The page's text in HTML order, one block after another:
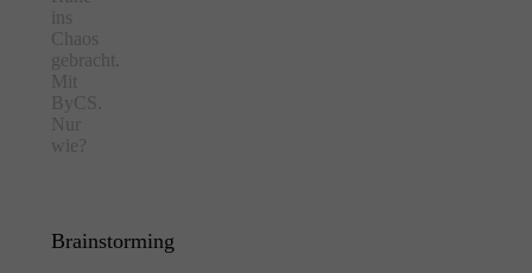
ins
Chaos
gebracht.
Mit
ByCS.
Nur
wie?
Brainstorming